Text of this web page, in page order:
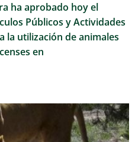
ha aprobado hoy el
Públicos y Actividades
la utilización de animales
en